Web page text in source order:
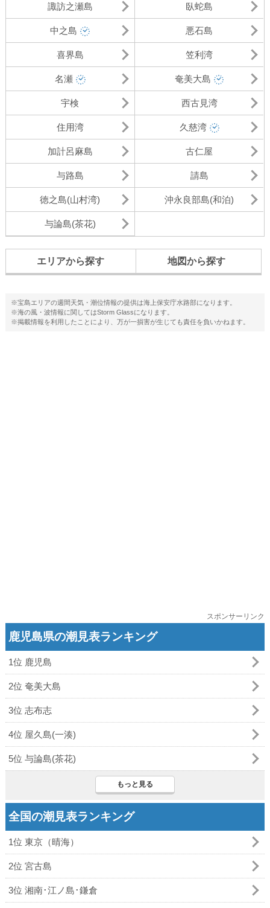
諏訪之瀬島 臥蛇島
中之島 悪石島
喜界島 笠利湾
名瀬 奄美大島
宇検 西古見湾
住用湾 久慈湾
加計呂麻島 古仁屋
与路島 請島
徳之島(山村湾) 沖永良部島(和泊)
与論島(茶花)
エリアから探す 地図から探す
※宝島エリアの週間天気・潮位情報の提供は海上保安庁水路部になります。
※海の風・波情報に関してはStorm Glassになります。
※掲載情報を利用したことにより、万が一損害が生じても責任を負いかねます。
スポンサーリンク
鹿児島県の潮見表ランキング
1位 鹿児島
2位 奄美大島
3位 志布志
4位 屋久島(一湊)
5位 与論島(茶花)
もっと見る
全国の潮見表ランキング
1位 東京（晴海）
2位 宮古島
3位 湘南･江ノ島･鎌倉